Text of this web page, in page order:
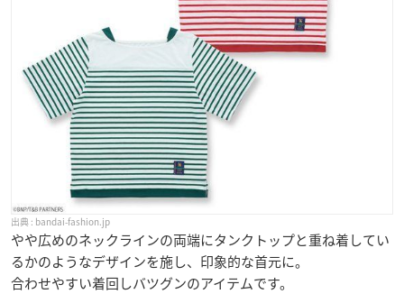
bandai-fashion.jp
やや広めのネックラインの両端にタンクトップと重ね着してい
るかのようなデザインを施し、印象的な首元に。
合わせやすい着回しバツグンのアイテムです。